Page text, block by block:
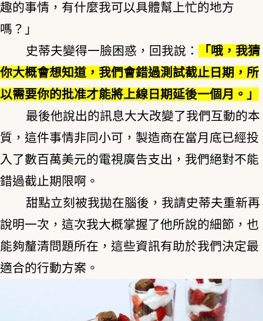
趣的事情，有什麼我可以具體幫上忙的地方
嗎？」
史蒂夫變得一臉困惑，回我說：
「哦，我猜
你大概會想知道，我們會錯過測試截止日期，所
以需要你的批准才能將上線日期延後一個月。」
最後他說出的訊息大大改變了我們互動的本
質，這件事情非同小可，製造商在當月底已經投
入了數百萬美元的電視廣告支出，我們絕對不能
錯過截止期限啊。
甜點立刻被我拋在腦後，我請史蒂夫重新再
說明一次，這次我大概掌握了他所說的細節，也
能夠釐清問題所在，這些資訊有助於我們決定最
適合的行動方案。